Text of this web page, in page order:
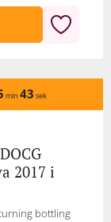
min 43 sek
2017 i
bottling